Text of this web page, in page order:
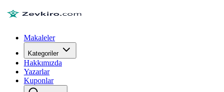
Makaleler
Kategoriler
Hakkımızda
Yazarlar
Kuponlar